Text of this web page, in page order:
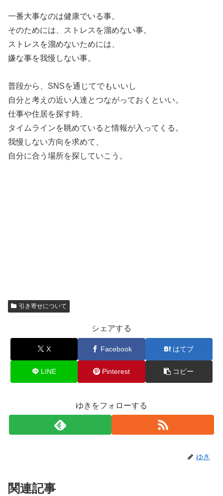
一番大事なのは健康でいる事。
そのためには、ストレスを溜めない事。
ストレスを溜めないためには、
嫌な事を我慢しない事。
普段から、SNSを通じてでもいいし
自分と考えの近い人達とつながっておくといい。
仕事や住居を探す時、
タイムラインを眺めていると情報が入ってくる。
我慢しない方向を求めて、
自分に合う場所を探していこう。
引き寄せについて
シェアする
X Facebook はてブ
LINE Pinterest コピー
ゆきをフォローする
ゆき
関連記事